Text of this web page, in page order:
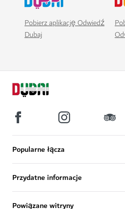
Pobierz aplikację Odwiedź
Dubaj
Popularne łącza
Przydatne informacje
Powiązane witryny